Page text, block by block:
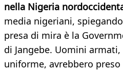
nella Nigeria
media nigeriani,
presa di mira è la
di Jangebe. Uomini
uniforme, avrebbero